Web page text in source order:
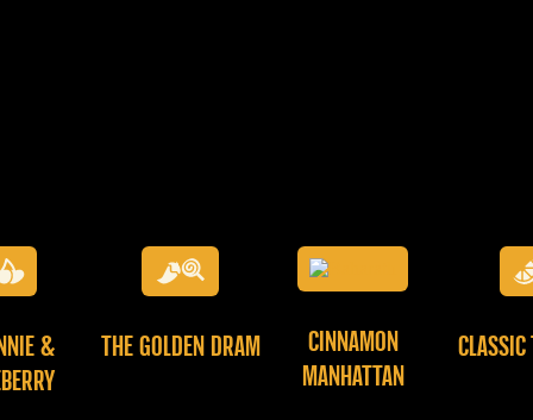
&
THE GOLDEN DRAM
CINNAMON
MANHATTAN